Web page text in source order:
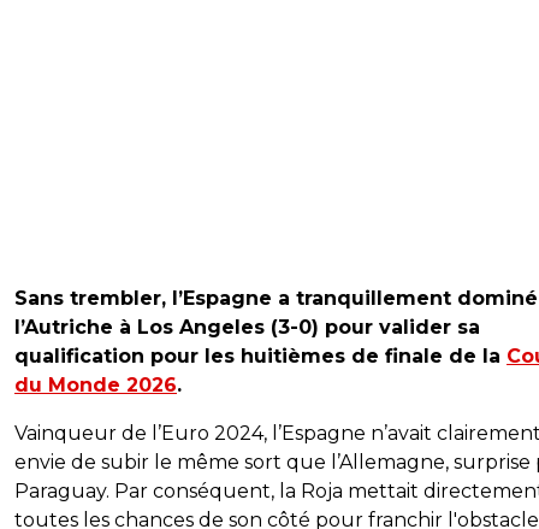
Sans trembler, l’Espagne a tranquillement dominé
l’Autriche à Los Angeles (3-0) pour valider sa
qualification pour les huitièmes de finale de la
du Monde 2026.
Vainqueur de l’Euro 2024, l’Espagne n’avait
envie de subir le même sort que l’Allemagne, surprise
Paraguay. Par conséquent, la Roja mettait
toutes les chances de son côté pour franchir l'obstacle